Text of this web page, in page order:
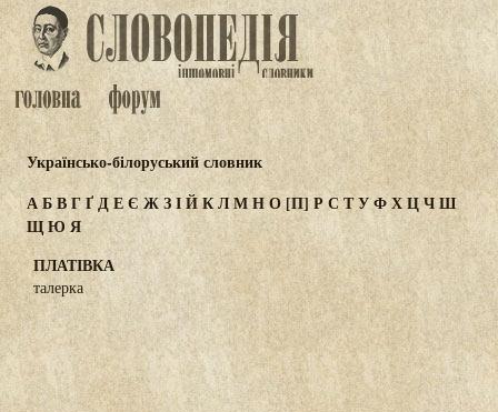
Українсько-білоруський словник
АБВГҐДЕЄ ЖЗІЙКЛМНО[П] Р С ТУФХЦЧШ
ЩЮ Я
ПЛАТІВКА
талерка